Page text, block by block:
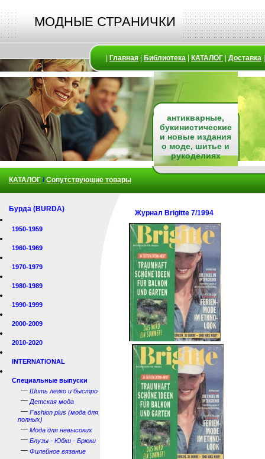
МОДНЫЕ СТРАНИЧКИ
Главная Библиотека КАТАЛОГ Доставка
антикварные,
букинистические
и новые издания
о моде, шитье и
рукоделиях
КАТАЛОГ /Сопутствующие товары
Бурда (BURDA)
1950-1959
1960-1969
1970-1979
1980-1989
1990-1999
2000-2009
2010-2020
INTERNATIONAL
Специальные выпуски
— Шить легко и быстро
— Детская мода
— Fashion plus (мода для
полных)
— Мода для невысоких
— Блузы - Юбки - Брюки
— Филейное вязание
Журнал Brigitte 7/1994